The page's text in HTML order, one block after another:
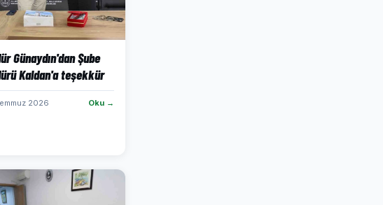
Günaydın'dan Şube
Kaldan'a teşekkür
2026 Oku →